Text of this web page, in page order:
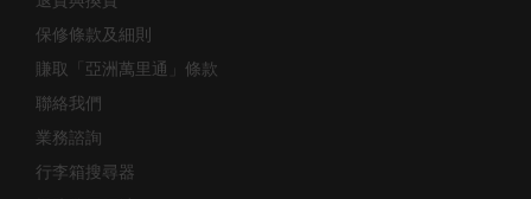
保修條款及細則
賺取「亞洲萬里通」條款
聯絡我們
業務諮詢
行李箱搜尋器
提防偽冒網站